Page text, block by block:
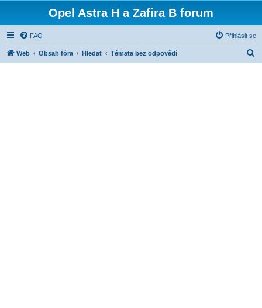
Opel Astra H a Zafira B forum
FAQ Přihlásit se
Web Obsah fóra Hledat Témata bez odpovědí